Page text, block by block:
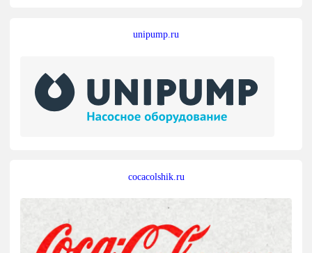
unipump.ru
cocacolshik.ru